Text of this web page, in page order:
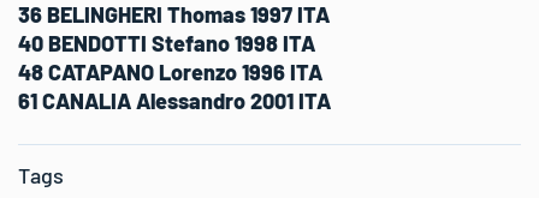
36 BELINGHERI Thomas 1997 ITA
40 BENDOTTI Stefano 1998 ITA
48 CATAPANO Lorenzo 1996 ITA
61 CANALIA Alessandro 2001 ITA
Tags